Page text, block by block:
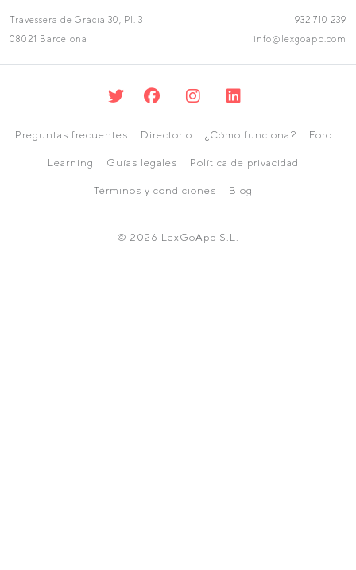
Travessera de Gràcia 30, Pl. 3
08021 Barcelona
932 710 239
info@lexgoapp.com
Preguntas frecuentes Directorio ¿Cómo funciona? Foro
Learning Guías legales Política de privacidad
Términos y condiciones Blog
© 2026 LexGoApp S.L.